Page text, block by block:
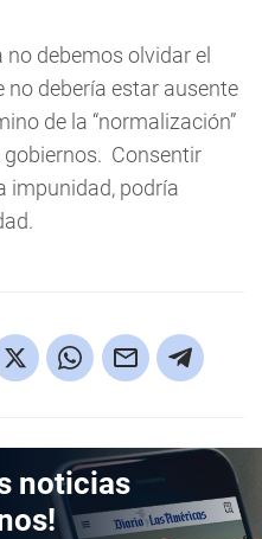
debemos olvidar el
no debería estar ausente
de la “normalización”
gobiernos. Consentir
impunidad, podría
noticias